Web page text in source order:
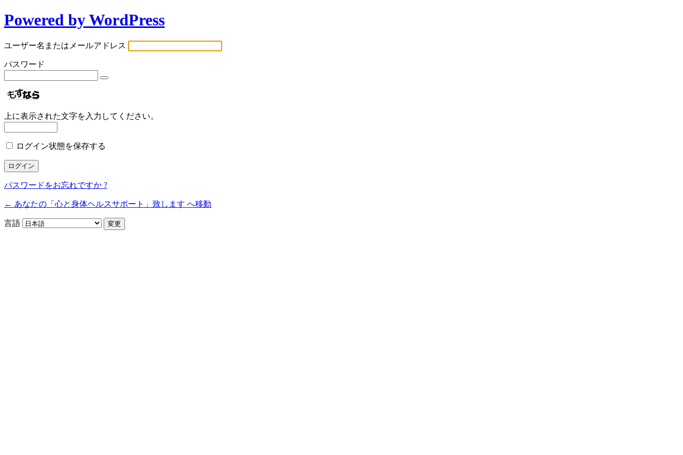
Powered by WordPress
ユーザー名またはメールアドレス
パスワード
上に表示された文字を入力してください。
ログイン状態を保存する
パスワードをお忘れですか ?
← あなたの「心と身体ヘルスサポート」致します へ移動
言語